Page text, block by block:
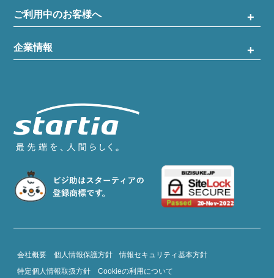
ご利用中のお客様へ
企業情報
会社概要 個人情報保護方針
情報セキュリティ基本方針
特定個人情報取扱方針
Cookieの利用について